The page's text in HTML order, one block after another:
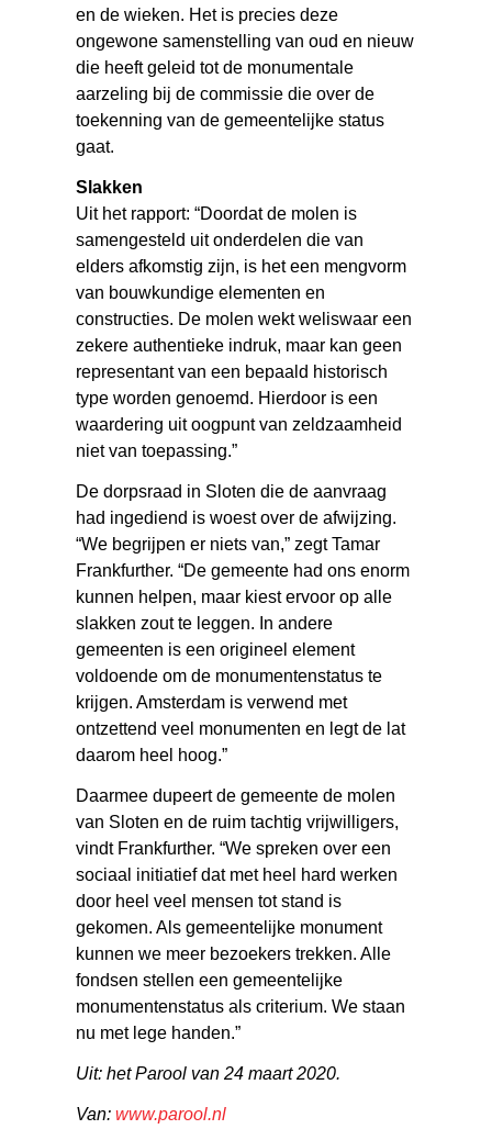
en de wieken. Het is precies deze
ongewone samenstelling van oud en nieuw
die heeft geleid tot de monumentale
aarzeling bij de commissie die over de
toekenning van de gemeentelijke status
gaat.
Slakken
Uit het rapport: “Doordat de molen is
samengesteld uit onderdelen die van
elders afkomstig zijn, is het een mengvorm
van bouwkundige elementen en
constructies. De molen wekt weliswaar een
zekere authentieke indruk, maar kan geen
representant van een bepaald historisch
type worden genoemd. Hierdoor is een
waardering uit oogpunt van zeldzaamheid
niet van toepassing.”
De dorpsraad in Sloten die de aanvraag
had ingediend is woest over de afwijzing.
“We begrijpen er niets van,” zegt Tamar
Frankfurther. “De gemeente had ons enorm
kunnen helpen, maar kiest ervoor op alle
slakken zout te leggen. In andere
gemeenten is een origineel element
voldoende om de monumentenstatus te
krijgen. Amsterdam is verwend met
ontzettend veel monumenten en legt de lat
daarom heel hoog.”
Daarmee dupeert de gemeente de molen
van Sloten en de ruim tachtig vrijwilligers,
vindt Frankfurther. “We spreken over een
sociaal initiatief dat met heel hard werken
door heel veel mensen tot stand is
gekomen. Als gemeentelijke monument
kunnen we meer bezoekers trekken. Alle
fondsen stellen een gemeentelijke
monumentenstatus als criterium. We staan
nu met lege handen.”
Uit: het Parool van 24 maart 2020.
Van:www.parool.nl